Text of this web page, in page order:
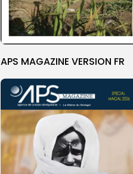
APS MAGAZINE VERSION FR